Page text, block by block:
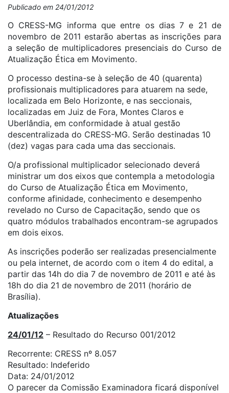
Publicado em 24/01/2012
O CRESS-MG informa que entre os dias 7 e 21 de
novembro de 2011 estarão abertas as inscrições para
a seleção de multiplicadores presenciais do Curso de
Atualização Ética em Movimento.
O processo destina-se à seleção de 40 (quarenta)
profissionais multiplicadores para atuarem na sede,
localizada em Belo Horizonte, e nas seccionais,
localizadas em Juiz de Fora, Montes Claros e
Uberlândia, em conformidade à atual gestão
descentralizada do CRESS-MG. Serão destinadas 10
(dez) vagas para cada uma das seccionais.
O/a profissional multiplicador selecionado deverá
ministrar um dos eixos que contempla a metodologia
do Curso de Atualização Ética em Movimento,
conforme afinidade, conhecimento e desempenho
revelado no Curso de Capacitação, sendo que os
quatro módulos trabalhados encontram-se agrupados
em dois eixos.
As inscrições poderão ser realizadas presencialmente
ou pela internet, de acordo com o item 4 do edital, a
partir das 14h do dia 7 de novembro de 2011 e até às
18h do dia 21 de novembro de 2011 (horário de
Brasília).
Atualizações
24/01/12 – Resultado do Recurso 001/2012
Recorrente: CRESS nº 8.057
Resultado: Indeferido
Data: 24/01/2012
O parecer da Comissão Examinadora ficará disponível